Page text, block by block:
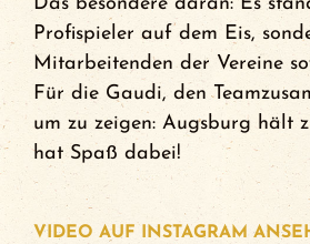
Profispieler auf dem Eis,
Mitarbeitenden der Vereine
Für die Gaudi, den
um zu zeigen: Augsburg hält
hat Spaß dabei!
VIDEO AUF INSTAGRAM